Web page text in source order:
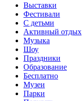
Выставки
Фестивали
С детьми
Активный отдых
Музыка
Шоу
Праздники
Образование
Бесплатно
Музеи
Парки